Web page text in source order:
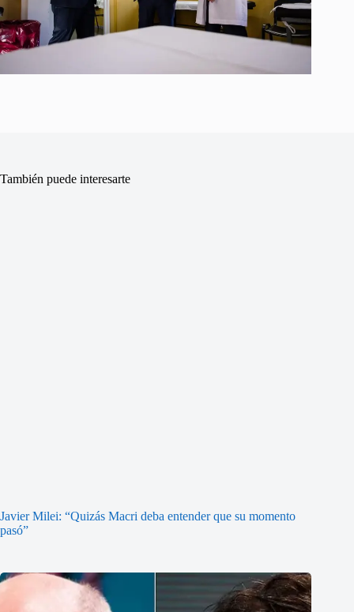
También puede interesarte
Javier Milei: “Quizás Macri deba entender que su momento
pasó”